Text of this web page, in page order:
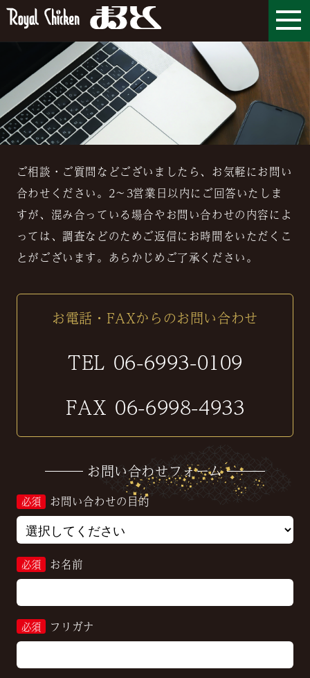
ご相談・ご質問などございましたら、お気軽にお問い
合わせください。2〜3営業日以内にご回答いたしま
すが、混み合っている場合やお問い合わせの内容によ
っては、調査などのためご返信にお時間をいただくこ
とがございます。あらかじめご了承ください。
お電話・FAXからのお問い合わせ
TEL 06-6993-0109
FAX 06-6998-4933
お問い合わせフォーム
必須 お問い合わせの目的
必須 お名前
必須 フリガナ